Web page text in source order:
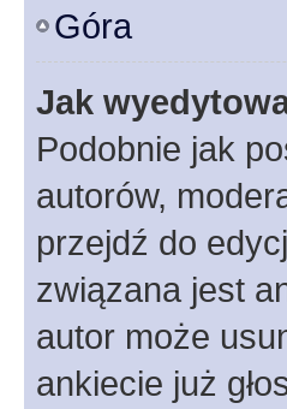
Góra
Jak
Podobnie jak
autorów,
przejdź do
związana jest
autor może
ankiecie już